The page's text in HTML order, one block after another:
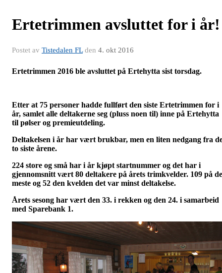
Ertetrimmen avsluttet for i år!
Postet av Tistedalen FLden 4. okt 2016
Ertetrimmen 2016 ble avsluttet på Ertehytta sist torsdag.
Etter at 75 personer hadde fullført den siste Ertetrimmen for i
år, samlet alle deltakerne seg (pluss noen til) inne på Ertehytta
til pølser og premieutdeling.
Deltakelsen i år har vært brukbar, men en liten nedgang fra
to siste årene.
224 store og små har i år kjøpt startnummer og det har i
gjennomsnitt vært 80 deltakere på årets trimkvelder. 109 på
meste og 52 den kvelden det var minst deltakelse.
Årets sesong har vært den 33. i rekken og den 24. i samarbeid
med Sparebank 1.